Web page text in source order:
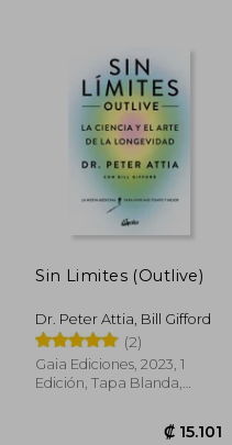
₡
Sin Limites (Outlive)
Dr. Peter Attia, Bill Gifford
(2)
Gaia Ediciones, 2023, 1
Edición, Tapa Blanda,